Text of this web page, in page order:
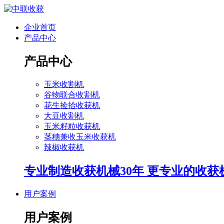
企业首页
产品中心
产品中心
玉米收割机
谷物联合收割机
花生捡拾收获机
大豆收割机
玉米籽粒收获机
茎穗兼收玉米收获机
辣椒收获机
专业制造收获机械30年 更专业的收获
用户案例
用户案例